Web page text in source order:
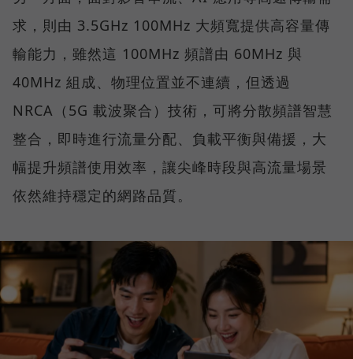
求，則由 3.5GHz 100MHz 大頻寬提供高容量傳
輸能力，雖然這 100MHz 頻譜由 60MHz 與
40MHz 組成、物理位置並不連續，但透過
NRCA（5G 載波聚合）技術，可將分散頻譜智慧
整合，即時進行流量分配、負載平衡與備援，大
幅提升頻譜使用效率，讓尖峰時段與高流量場景
依然維持穩定的網路品質。